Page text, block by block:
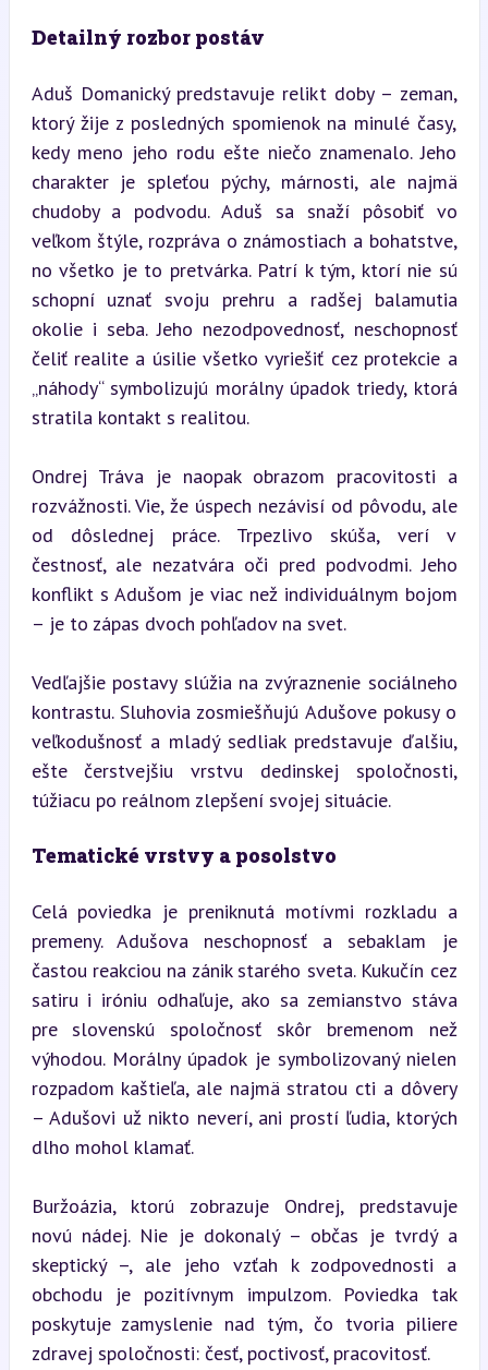
Detailný rozbor postáv
Aduš Domanický predstavuje relikt doby – zeman,
ktorý žije z posledných spomienok na minulé časy,
kedy meno jeho rodu ešte niečo znamenalo. Jeho
charakter je spleťou pýchy, márnosti, ale najmä
chudoby a podvodu. Aduš sa snaží pôsobiť vo
veľkom štýle, rozpráva o známostiach a bohatstve,
no všetko je to pretvárka. Patrí k tým, ktorí nie sú
schopní uznať svoju prehru a radšej balamutia
okolie i seba. Jeho nezodpovednosť, neschopnosť
čeliť realite a úsilie všetko vyriešiť cez protekcie a
„náhody“ symbolizujú morálny úpadok triedy, ktorá
stratila kontakt s realitou.
Ondrej Tráva je naopak obrazom pracovitosti a
rozvážnosti. Vie, že úspech nezávisí od pôvodu, ale
od dôslednej práce. Trpezlivo skúša, verí v
čestnosť, ale nezatvára oči pred podvodmi. Jeho
konflikt s Adušom je viac než individuálnym bojom
– je to zápas dvoch pohľadov na svet.
Vedľajšie postavy slúžia na zvýraznenie sociálneho
kontrastu. Sluhovia zosmiešňujú Adušove pokusy o
veľkodušnosť a mladý sedliak predstavuje ďalšiu,
ešte čerstvejšiu vrstvu dedinskej spoločnosti,
túžiacu po reálnom zlepšení svojej situácie.
Tematické vrstvy a posolstvo
Celá poviedka je preniknutá motívmi rozkladu a
premeny. Adušova neschopnosť a sebaklam je
častou reakciou na zánik starého sveta. Kukučín cez
satiru i iróniu odhaľuje, ako sa zemianstvo stáva
pre slovenskú spoločnosť skôr bremenom než
výhodou. Morálny úpadok je symbolizovaný nielen
rozpadom kaštieľa, ale najmä stratou cti a dôvery
– Adušovi už nikto neverí, ani prostí ľudia, ktorých
dlho mohol klamať.
Buržoázia, ktorú zobrazuje Ondrej, predstavuje
novú nádej. Nie je dokonalý – občas je tvrdý a
skeptický –, ale jeho vzťah k zodpovednosti a
obchodu je pozitívnym impulzom. Poviedka tak
poskytuje zamyslenie nad tým, čo tvoria piliere
zdravej spoločnosti: česť, poctivosť, pracovitosť.